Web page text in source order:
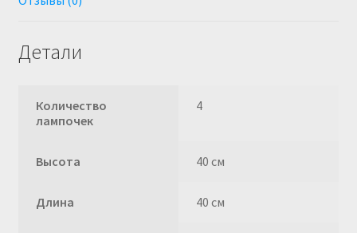
Детали
Количество
лампочек
4
Высота 40 см
Длина 40 см